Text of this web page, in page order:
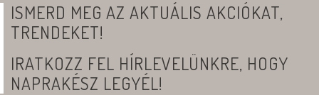
ISMERD MEG AZ AKTUÁLIS AKCIÓKAT,
TRENDEKET!
IRATKOZZ FEL HÍRLEVELÜNKRE, HOGY
NAPRAKÉSZ LEGYÉL!